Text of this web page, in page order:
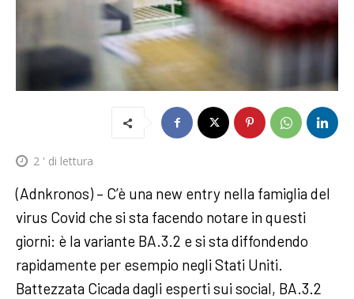
2 ' di lettura
(Adnkronos) – C’è una new entry nella famiglia del
virus Covid che si sta facendo notare in questi
giorni: è la variante BA.3.2 e si sta diffondendo
rapidamente per esempio negli Stati Uniti.
Battezzata Cicada dagli esperti sui social, BA.3.2